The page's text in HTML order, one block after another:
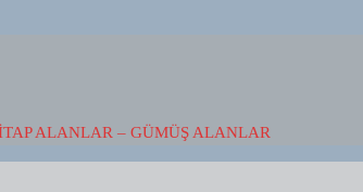
ALANLAR – GÜMÜŞ ALANLAR